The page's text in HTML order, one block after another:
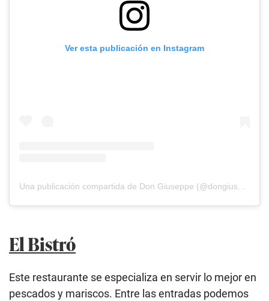
Ver esta publicación en Instagram
Una publicación compartida de Don Giuseppe (@dongiuseppe_lp)
El Bistró
Este restaurante se especializa en servir lo mejor en
pescados y mariscos. Entre las entradas podemos